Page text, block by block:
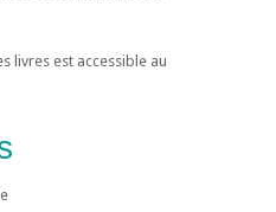
livres est accessible au